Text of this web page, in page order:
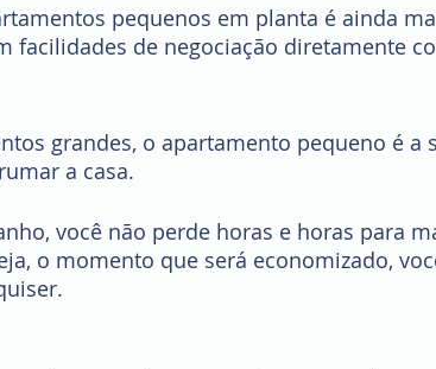
pequenos em planta é ainda
facilidades de negociação diretamente
grandes, o apartamento pequeno é a
a casa.
você não perde horas e horas para
o momento que será economizado,